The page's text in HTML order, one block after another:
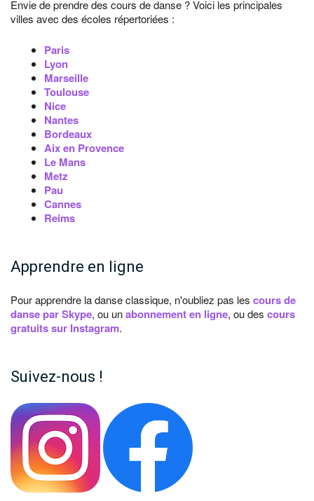
Envie de prendre des cours de danse ? Voici les principales
villes avec des écoles répertoriées :
Paris
Lyon
Marseille
Toulouse
Nice
Nantes
Bordeaux
Aix en Provence
Le Mans
Metz
Pau
Cannes
Reims
Apprendre en ligne
Pour apprendre la danse classique, n'oubliez pas les cours de
danse par Skype, ou unabonnement en ligne, ou des cours
gratuits sur Instagram.
Suivez-nous !